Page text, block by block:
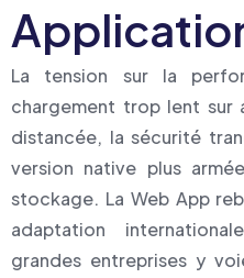
La tension sur la
chargement trop lent sur
distancée, la sécurité
version native plus
stockage. La Web App
adaptation
grandes entreprises y